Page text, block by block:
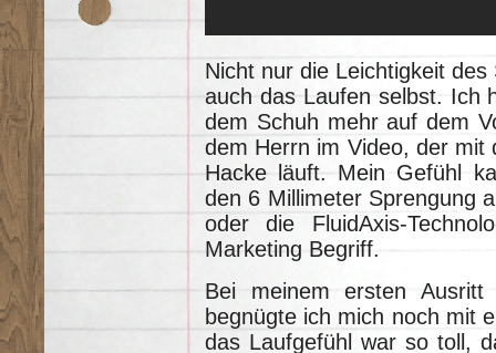
Nicht nur die Leichtigkeit
auch das Laufen selbst. Ich
dem Schuh mehr auf dem
dem Herrn im Video, der mit
Hacke läuft. Mein Gefühl
den 6 Millimeter Sprengung
oder die FluidAxis-
Marketing Begriff.
Bei meinem ersten
begnügte ich mich noch mit
das Laufgefühl war so toll,